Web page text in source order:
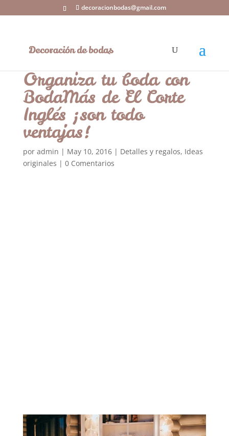
decoracionbodas@gmail.com
Organiza tu boda con
BodaMás de El Corte
Inglés ¡son todo
ventajas!
por admin | May 10, 2016| Detalles y regalos, Ideas
originales | 0 Comentarios